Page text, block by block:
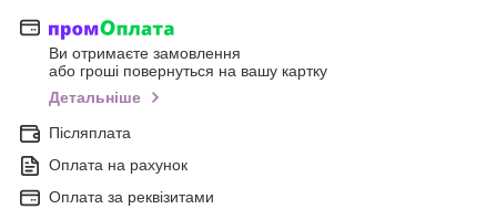
Ви отримаєте замовлення
або гроші повернуться на вашу картку
Детальніше
Післяплата
Оплата на рахунок
Оплата за реквізитами